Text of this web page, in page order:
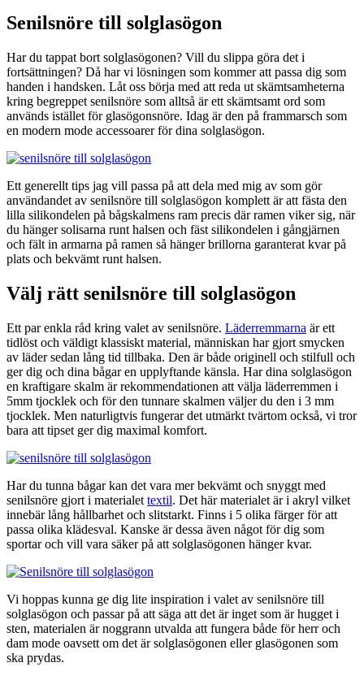
Senilsnöre till solglasögon
Har du tappat bort solglasögonen? Vill du slippa göra det i
fortsättningen? Då har vi lösningen som kommer att passa dig som
handen i handsken. Låt oss börja med att reda ut skämtsamheterna
kring begreppet senilsnöre som alltså är ett skämtsamt ord som
används istället för glasögonsnöre. Idag är den på frammarsch som
en modern mode accessoarer för dina solglasögon.
Ett generellt tips jag vill passa på att dela med mig av som gör
användandet av senilsnöre till solglasögon komplett är att fästa den
lilla silikondelen på bågskalmens ram precis där ramen viker sig, när
du hänger solisarna runt halsen och fäst silikondelen i gångjärnen
och fält in armarna på ramen så hänger brillorna garanterat kvar på
plats och bekvämt runt halsen.
Välj rätt senilsnöre till solglasögon
Ett par enkla råd kring valet av senilsnöre. Läderremmarna är ett
tidlöst och väldigt klassiskt material, människan har gjort smycken
av läder sedan lång tid tillbaka. Den är både originell och stilfull och
ger dig och dina bågar en upplyftande känsla. Har dina solglasögon
en kraftigare skalm är rekommendationen att välja läderremmen i
5mm tjocklek och för den tunnare skalmen väljer du den i 3 mm
tjocklek. Men naturligtvis fungerar det utmärkt tvärtom också, vi tror
bara att tipset ger dig maximal komfort.
Har du tunna bågar kan det vara mer bekvämt och snyggt med
senilsnöre gjort i materialet textil. Det här materialet är i akryl vilket
innebär lång hållbarhet och slitstarkt. Finns i 5 olika färger för att
passa olika klädesval. Kanske är dessa även något för dig som
sportar och vill vara säker på att solglasögonen hänger kvar.
Vi hoppas kunna ge dig lite inspiration i valet av senilsnöre till
solglasögon och passar på att säga att det är inget som är hugget i
sten, materialen är noggrann utvalda att fungera både för herr och
dam mode oavsett om det är solglasögonen eller glasögonen som
ska prydas.